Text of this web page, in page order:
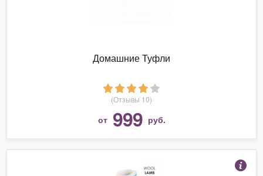
Домашние Туфли
(Отзывы 10)
от 999 руб.